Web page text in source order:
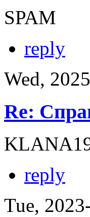
SPAM
reply
Wed,
Re:
reply
Tue,